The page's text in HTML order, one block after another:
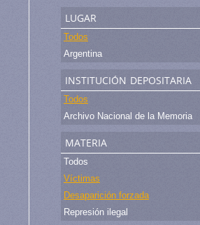
lugar
Todos
Argentina
institución depositaria
Todos
Archivo Nacional de la Memoria
materia
Todos
Víctimas
Desaparición forzada
Represión ilegal